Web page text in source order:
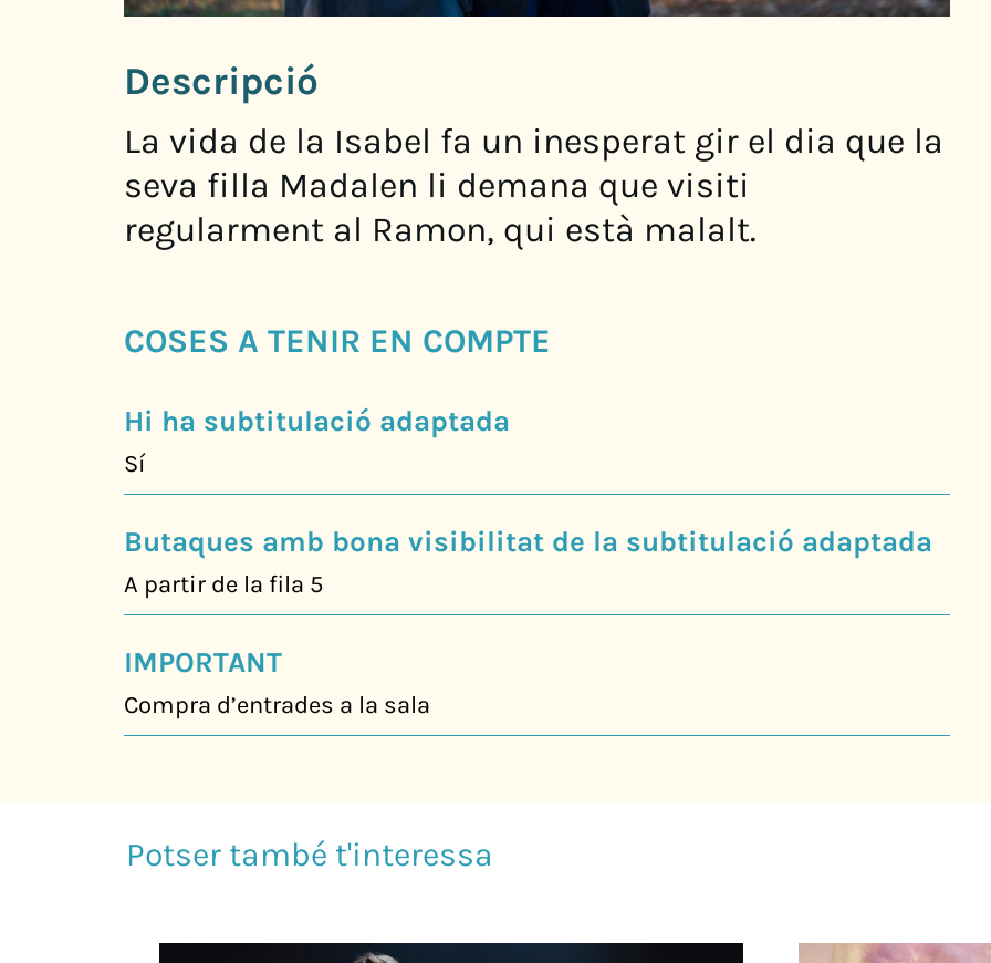
Descripció
La vida de la Isabel fa un inesperat gir el dia que la
seva filla Madalen li demana que visiti
regularment al Ramon, qui està malalt.
COSES A TENIR EN COMPTE
Hi ha subtitulació adaptada
Sí
Butaques amb bona visibilitat de la subtitulació adaptada
A partir de la fila 5
IMPORTANT
Compra d’entrades a la sala